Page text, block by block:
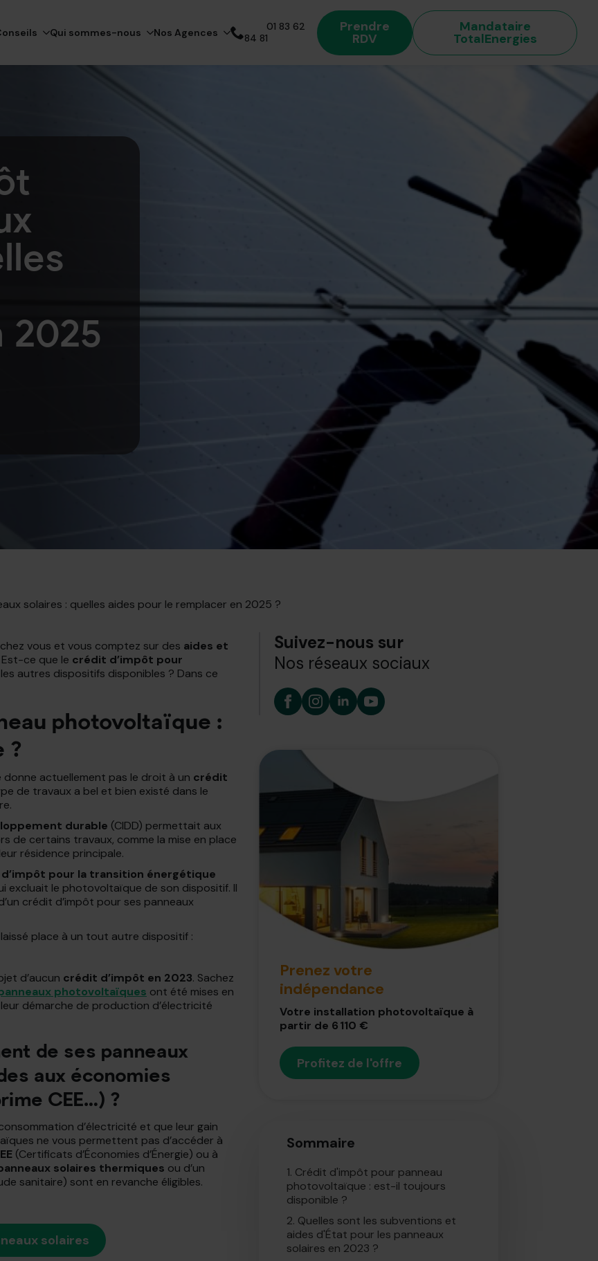
Qui sommes-nous Nos Agences
01 83 62
84 81
Prendre
RDV
Mandataire
TotalEnergies
2025
solaires : quelles aides pour le remplacer en 2025 ?
chez vous et vous comptez sur des aides et
ce que le crédit d’impôt pour
autres dispositifs disponibles ? Dans ce
photovoltaïque :
?
actuellement pas le droit à un crédit
de travaux a bel et bien existé dans le
durable (CIDD) permettait aux
de certains travaux, comme la mise en place
résidence principale.
pour la transition énergétique
excluait le photovoltaïque de son dispositif. Il
crédit d’impôt pour ses panneaux
laissé place à un tout autre dispositif :
d’aucun crédit d’impôt en 2023. Sachez
photovoltaïques ont été mises en
démarche de production d’électricité
de ses panneaux
aux économies
CEE…) ?
d’électricité et que leur gain
ne vous permettent pas d’accéder à
(Certificats d’Économies d’Énergie) ou à
solaires thermiques ou d’un
sanitaire) sont en revanche éligibles.
solaires
Suivez-nous sur
Nos réseaux sociaux
Prenez votre
indépendance
Votre installation photovoltaïque à
partir de 6 110 €
Profitez de l'offre
Sommaire
1. Crédit d'impôt pour panneau
photovoltaïque : est-il toujours
disponible ?
2. Quelles sont les subventions et
aides d'État pour les panneaux
solaires en 2023 ?